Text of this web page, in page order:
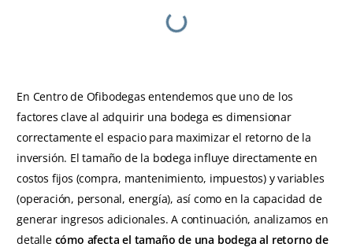
En Centro de Ofibodegas entendemos que uno de los
factores clave al adquirir una bodega es dimensionar
correctamente el espacio para maximizar el retorno de la
inversión. El tamaño de la bodega influye directamente en
costos fijos (compra, mantenimiento, impuestos) y variables
(operación, personal, energía), así como en la capacidad de
generar ingresos adicionales. A continuación, analizamos en
detalle cómo afecta el tamaño de una bodega al retorno de